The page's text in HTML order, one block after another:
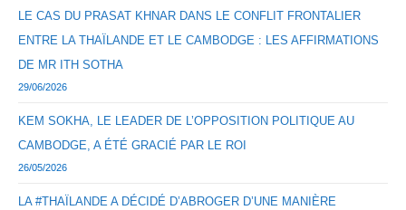
LE CAS DU PRASAT KHNAR DANS LE CONFLIT FRONTALIER
ENTRE LA THAÏLANDE ET LE CAMBODGE : LES AFFIRMATIONS
DE MR ITH SOTHA
29/06/2026
KEM SOKHA, LE LEADER DE L’OPPOSITION POLITIQUE AU
CAMBODGE, A ÉTÉ GRACIÉ PAR LE ROI
26/05/2026
LA #THAÏLANDE A DÉCIDÉ D’ABROGER D’UNE MANIÈRE